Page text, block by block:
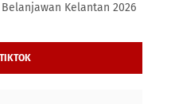
Kelantan 2026
TIKTOK